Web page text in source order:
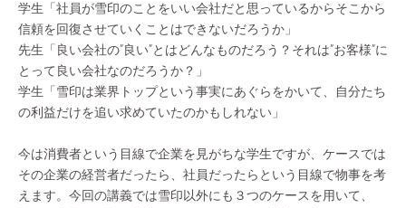
学生「社員が雪印のことをいい会社だと思っているからそこから
信頼を回復させていくことはできないだろうか」
先生「良い会社の”良い”とはどんなものだろう？それは”お客様”に
とって良い会社なのだろうか？」
学生「雪印は業界トップという事実にあぐらをかいて、自分たち
の利益だけを追い求めていたのかもしれない」
今は消費者という目線で企業を見がちな学生ですが、ケースでは
その企業の経営者だったら、社員だったらという目線で物事を考
えます。今回の講義では雪印以外にも３つのケースを用いて、